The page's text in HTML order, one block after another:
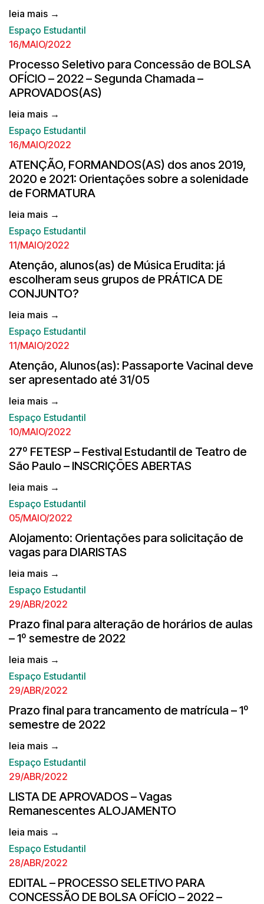
leia mais →
Espaço Estudantil
16/MAIO/2022
Processo Seletivo para Concessão de BOLSA
OFÍCIO – 2022 – Segunda Chamada –
APROVADOS(AS)
leia mais →
Espaço Estudantil
16/MAIO/2022
ATENÇÃO, FORMANDOS(AS) dos anos 2019,
2020 e 2021: Orientações sobre a solenidade
de FORMATURA
leia mais →
Espaço Estudantil
11/MAIO/2022
Atenção, alunos(as) de Música Erudita: já
escolheram seus grupos de PRÁTICA DE
CONJUNTO?
leia mais →
Espaço Estudantil
11/MAIO/2022
Atenção, Alunos(as): Passaporte Vacinal deve
ser apresentado até 31/05
leia mais →
Espaço Estudantil
10/MAIO/2022
27º FETESP – Festival Estudantil de Teatro de
São Paulo – INSCRIÇÕES ABERTAS
leia mais →
Espaço Estudantil
05/MAIO/2022
Alojamento: Orientações para solicitação de
vagas para DIARISTAS
leia mais →
Espaço Estudantil
29/ABR/2022
Prazo final para alteração de horários de aulas
– 1º semestre de 2022
leia mais →
Espaço Estudantil
29/ABR/2022
Prazo final para trancamento de matrícula – 1º
semestre de 2022
leia mais →
Espaço Estudantil
29/ABR/2022
LISTA DE APROVADOS – Vagas
Remanescentes ALOJAMENTO
leia mais →
Espaço Estudantil
28/ABR/2022
EDITAL – PROCESSO SELETIVO PARA
CONCESSÃO DE BOLSA OFÍCIO – 2022 –